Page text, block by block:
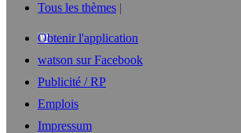
Tous les thèmes
Obtenir l'application
watson sur Facebook
Publicité / RP
Emplois
Impressum